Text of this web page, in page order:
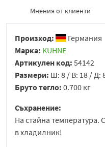
Мнения от клиенти
Произход:
Германия
Марка: KUHNE
Артикулен код: 54142
Размери: Ш: 8 / В: 18 / Д:
Бруто тегло: 0.700 кг
Съхранение:
На стайна температура.
в хладилник!